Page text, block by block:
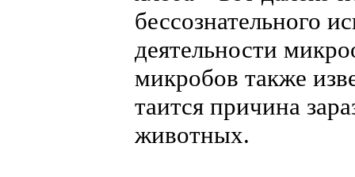
бессознательного
деятельности
микробов также
таится причина
животных.